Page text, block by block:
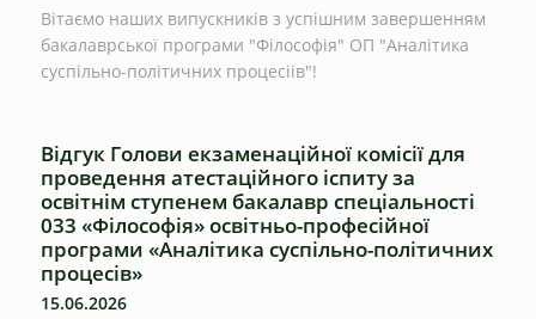
Вітаємо наших випускників з успішним завершенням
бакалаврської програми "Філософія" ОП "Аналітика
суспільно-політичних процесіів"!
Відгук Голови екзаменаційної комісії для
проведення атестаційного іспиту за
освітнім ступенем бакалавр спеціальності
033 «Філософія» освітньо-професійної
програми «Аналітика суспільно-політичних
процесів»
15.06.2026